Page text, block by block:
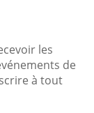
les
de
à tout